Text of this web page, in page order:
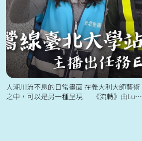
人潮川流不息的日常畫面 在義大利大師藝術
之中，可以是另一種呈現 《流轉》由Luca